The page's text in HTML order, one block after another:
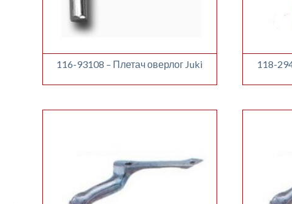
116-93108 – Плетач оверлог Juki
118-